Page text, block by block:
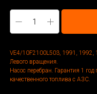
VE4/10F2100L503, 1991, 1992,
Левого вращения.
Насос перебран. Гарантия 1
качественного топлива с АЗС.